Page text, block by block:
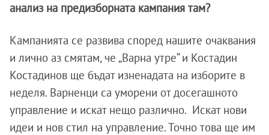
анализ на предизборната кампания там?
Кампанията се развива според нашите очаквания
и лично аз смятам, че „Варна утре“ и Костадин
Костадинов ще бъдат изненадата на изборите в
неделя. Варненци са уморени от досегашното
управление и искат нещо различно. Искат нови
идеи и нов стил на управление. Точно това ще им